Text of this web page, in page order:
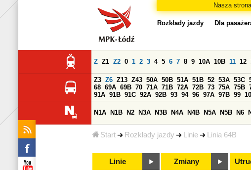
Nasza
Start Rozkłady jazdy Linie Linia 64B
Rozkłady jazdy Dla
Z Z1 Z2 0 1 2 3 4 5 6 7 8 9 10A 10B 11 12
Z3 Z6 Z13 Z43 50A 50B 51A 51B 52 53A 53C
68 69A 69B 70 71A 71B 72A 72B 73 75A 75B
91A 91B 91C 92A 92B 93 94 96 97A 97B 99
N1A N1B N2 N3A N3B N4A N4B N5A N5B N6
Linie Zmiany